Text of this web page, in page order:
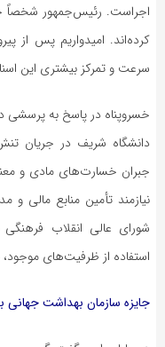
اجراست. رئیس‌جمهور شخصاً
کرده‌اند. امیدواریم پس از
سرعت و تمرکز بیشتری این
خسروپناه در پاسخ به پرسشی
دانشگاه شریف در جریان
جبران خسارت‌های مادی و
نیازمند تأمین منابع مالی
شورای عالی انقلاب فرهنگی
استفاده از ظرفیت‌های
جایزه سازمان بهداشت جهانی